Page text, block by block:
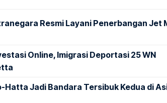
Resmi Layani Penerbangan Jet
Online, Imigrasi Deportasi 25 WN
Hatta Jadi Bandara Tersibuk Kedua di